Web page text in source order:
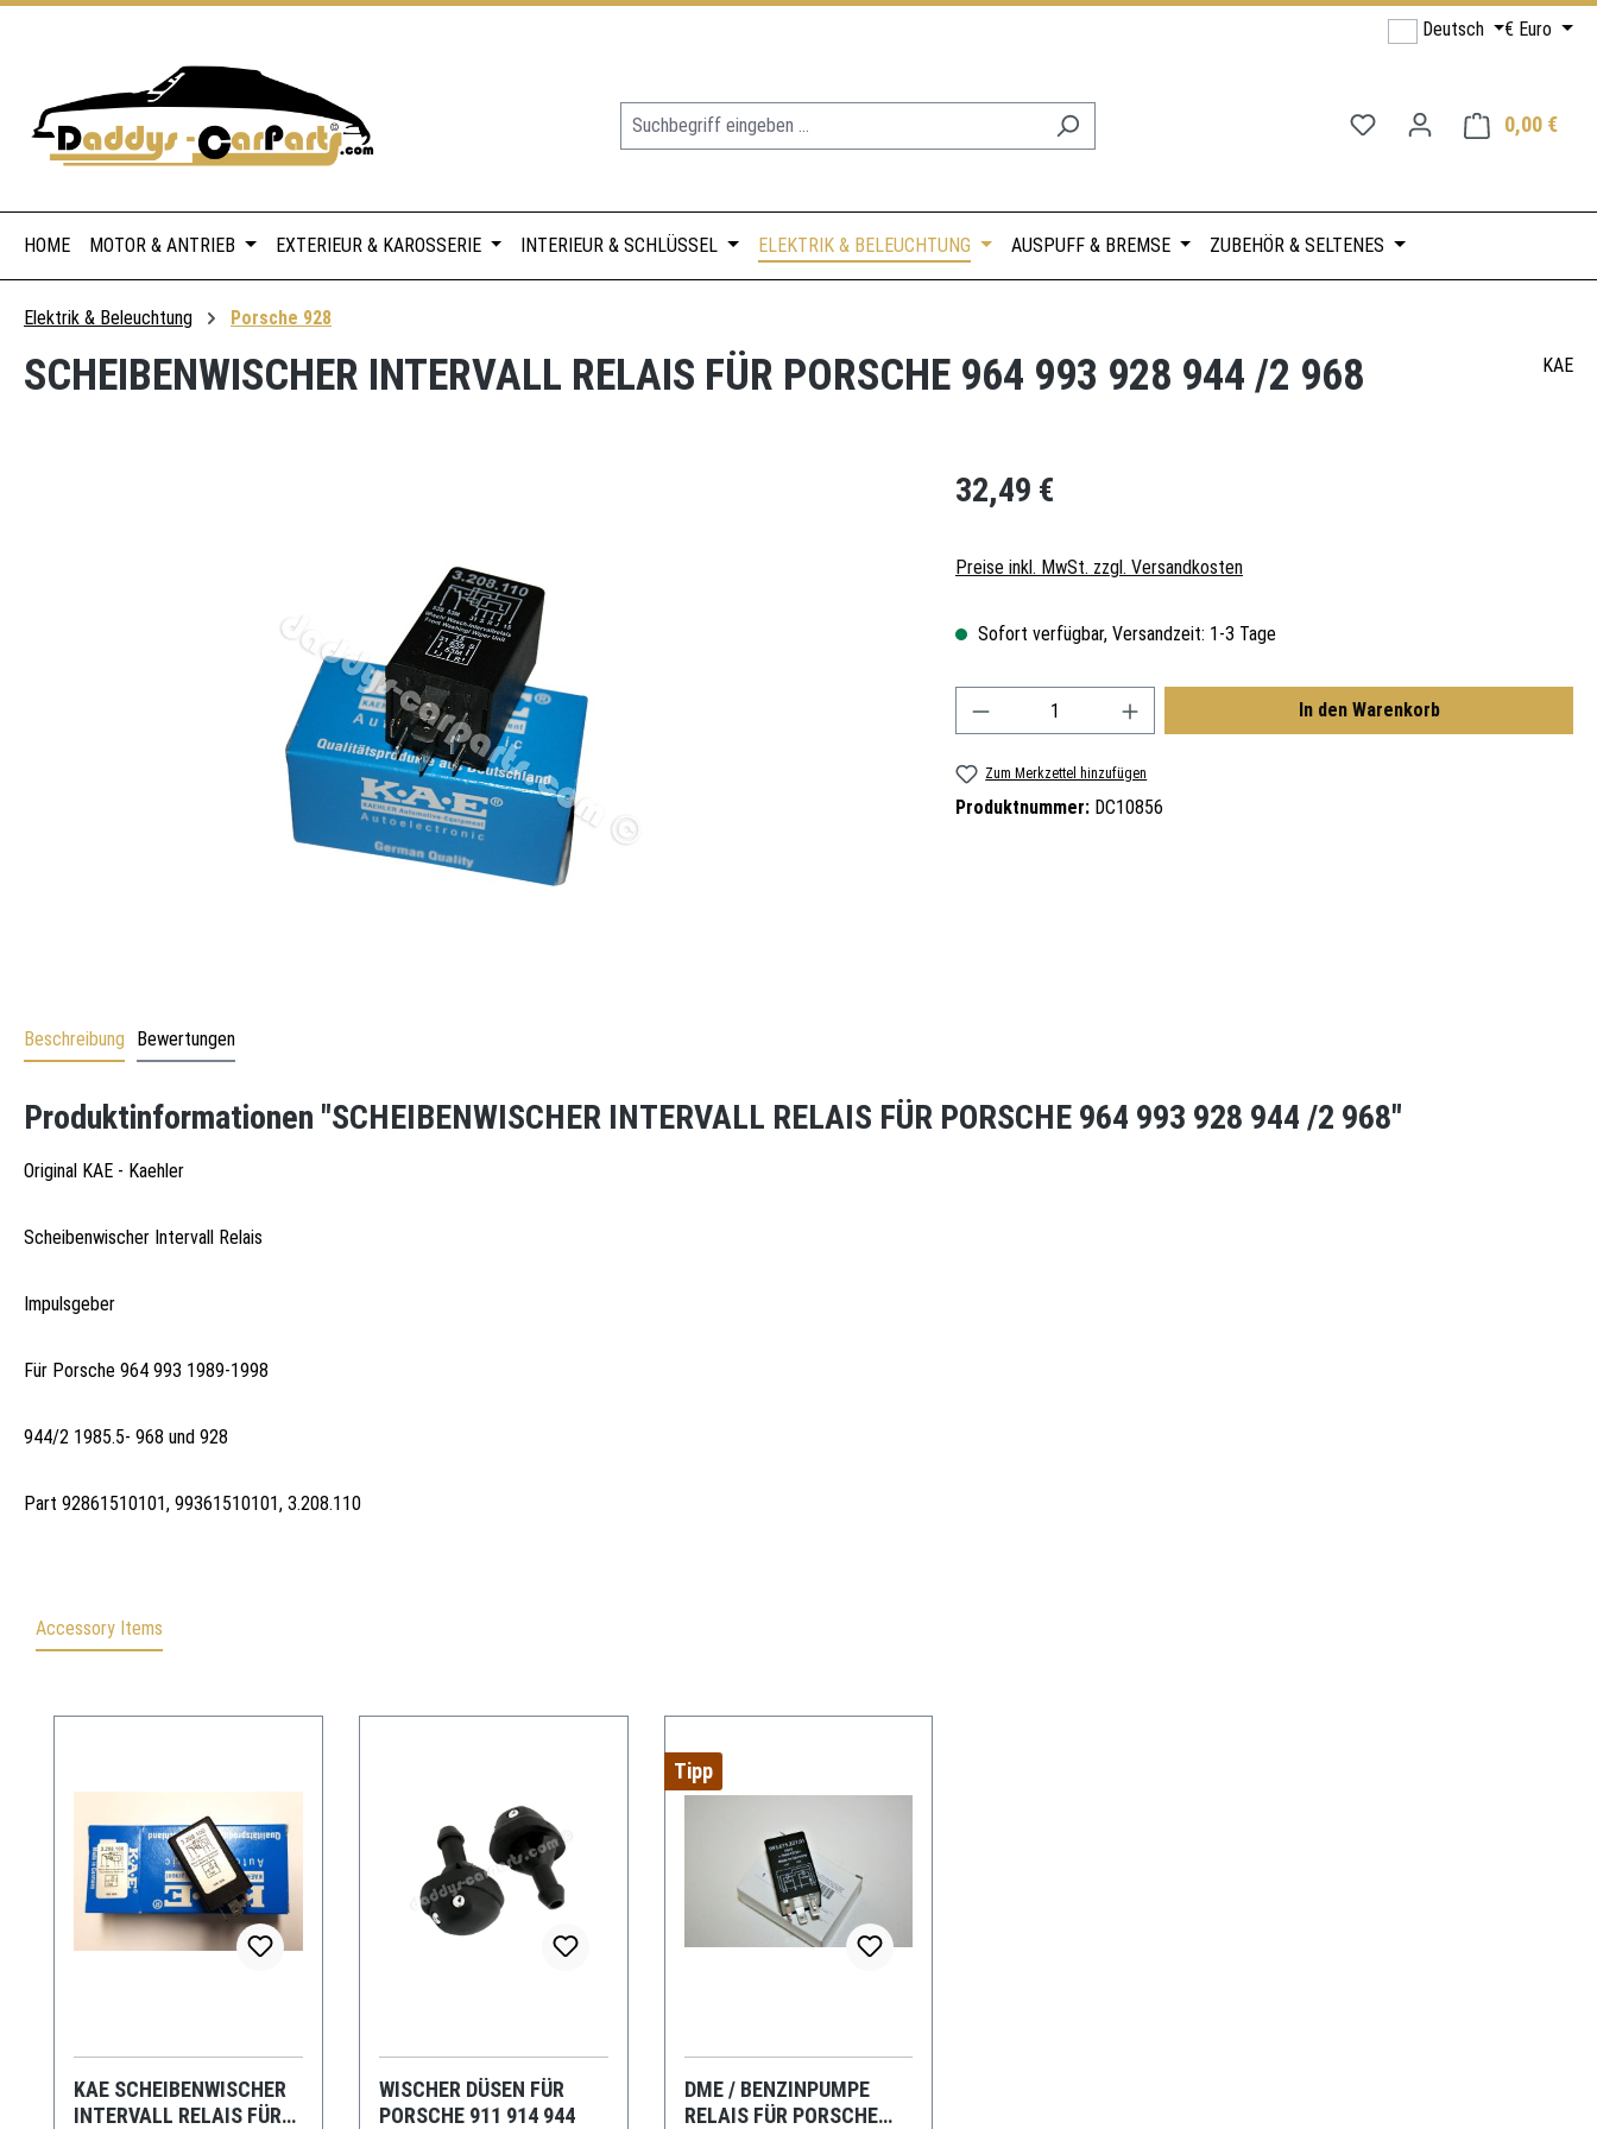
Deutsch € Euro
Du hast 0 Produkte auf
0,00 €
HOME MOTOR & ANTRIEB EXTERIEUR & KAROSSERIE INTERIEUR & SCHLÜSSEL ELEKTRIK & BELEUCHTUNG AUSPUFF & BREMSE ZUBEHÖR & SELTENES
Elektrik & Beleuchtung Porsche 928
SCHEIBENWISCHER INTERVALL RELAIS FÜR PORSCHE 964 993 928 944 /2 968 KAE
Regulärer Preis:
32,49 €
Preise inkl. MwSt. zzgl. Versandkosten
Sofort verfügbar, Versandzeit: 1-3 Tage
Produkt Anzahl: Gib den gewünschten Wert ein oder
In den Warenkorb
Zum Merkzettel hinzufügen
Produktnummer: DC10856
Beschreibung Bewertungen
Produktinformationen "SCHEIBENWISCHER INTERVALL RELAIS FÜR PORSCHE 964 993 928 944 /2 968"
Original KAE - Kaehler
Scheibenwischer Intervall Relais
Impulsgeber
Für Porsche 964 993 1989-1998
944/2 1985.5- 968 und 928
Part 92861510101, 99361510101, 3.208.110
Accessory Items
KAE SCHEIBENWISCHER
INTERVALL RELAIS FÜR
WISCHER DÜSEN FÜR
PORSCHE 911 914 944
Tipp
DME / BENZINPUMPE
RELAIS FÜR PORSCHE